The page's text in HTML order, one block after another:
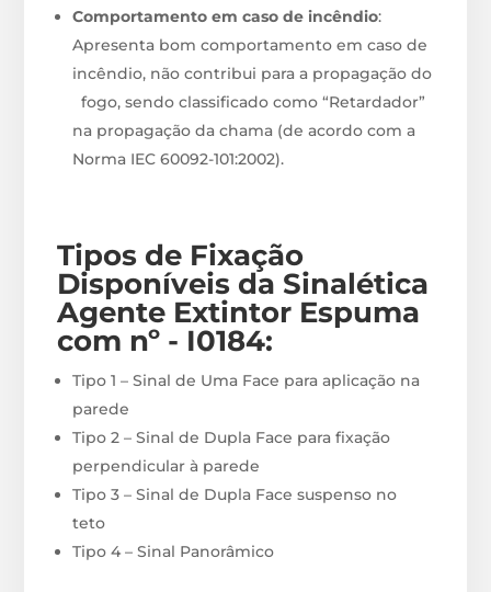
Comportamento em caso de incêndio:
Apresenta bom comportamento em caso de
incêndio, não contribui para a propagação do
fogo, sendo classificado como “Retardador”
na propagação da chama (de acordo com a
Norma IEC 60092-101:2002).
Tipos de Fixação
Disponíveis da Sinalética
Agente Extintor Espuma
com nº - I0184:
Tipo 1 – Sinal de Uma Face para aplicação na
parede
Tipo 2 – Sinal de Dupla Face para fixação
perpendicular à parede
Tipo 3 – Sinal de Dupla Face suspenso no
teto
Tipo 4 – Sinal Panorâmico